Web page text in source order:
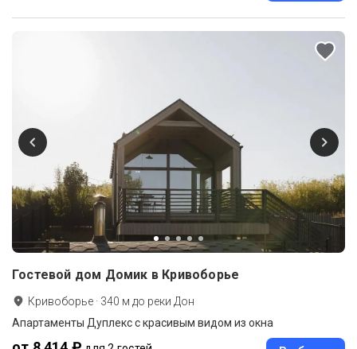
Гостевой дом Домик в Кривоборье
Кривоборье · 340 м до реки Дон
Апартаменты Дуплекс с красивым видом из окна